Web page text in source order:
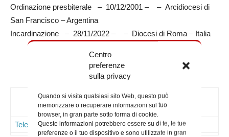
Centro
preferenze
sulla privacy
Quando si visita qualsiasi sito Web, questo può
memorizzare o recuperare informazioni sul tuo
browser, in gran parte sotto forma di cookie.
Queste informazioni potrebbero essere su di te, le tue
preferenze o il tuo dispositivo e sono utilizzate in gran
Ordinazione presbiterale – 10/12/2001 – – Arcidiocesi di
San Francisco – Argentina
Incardinazione – 28/11/2022 – – Diocesi di Roma – Italia
Contatti
Telefoni Mail Note